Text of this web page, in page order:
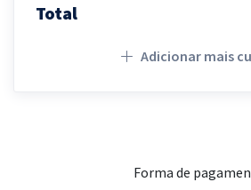
Total
Adicionar mais
Forma de